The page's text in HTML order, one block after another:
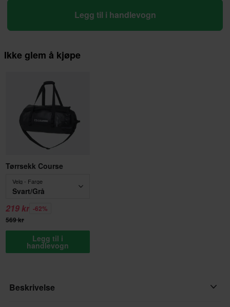
Legg til i handlevogn
Ikke glem å kjøpe
Tørrsekk Course
Velg - Farge
Svart/Grå
219 kr -62%
569 kr
Legg til i
handlevogn
Beskrivelse